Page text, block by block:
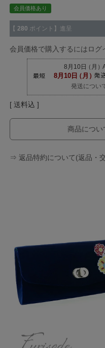
会員価格あり
【 280 ポイント】進呈
会員価格で購入するにはログ
発送につい
送料込
商品につい
⇒ 返品特約について(返品・